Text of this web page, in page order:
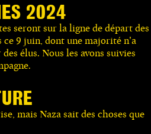
2024
seront sur la ligne de départ des
ce 9 juin, dont une majorité n’a
élus. Nous les avons suivies
mais Naza sait des choses que